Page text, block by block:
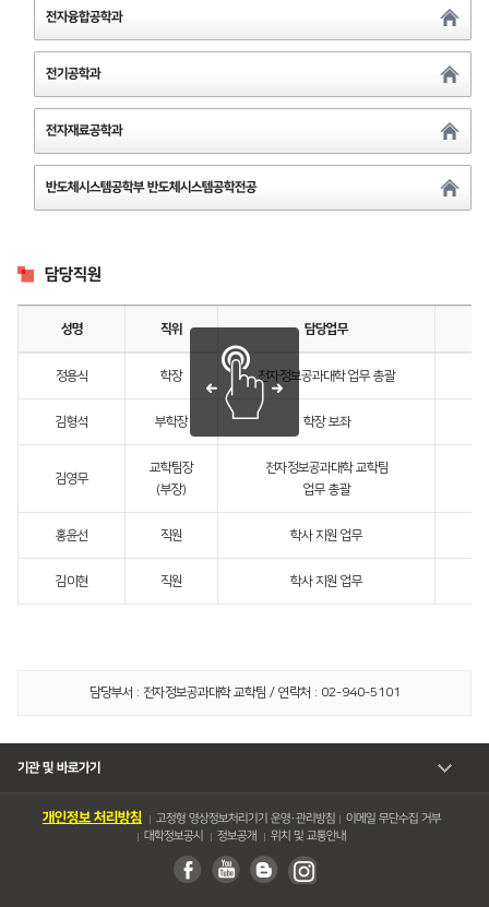
전자융합공학과
전기공학과
전자재료공학과
반도체시스템공학부 반도체시스템공학전공
담당직원
성명 직위 담당업무
정용식 학장 전자정보공과대학 업무 총괄
김형석 부학장 학장 보좌
김영무
교학팀장
(부장)
전자정보공과대학 교학팀
업무 총괄
홍윤선 직원 학사 지원 업무
김이현 직원 학사 지원 업무
담당부서 : 전자정보공과대학 교학팀 / 연락처 : 02-940-5101
기관 및 바로가기
개인정보 처리방침 고정형 영상정보처리기기 운영・관리방침
이메일 무단수집 거부
대학정보공시
정보공개 위치 및 교통안내